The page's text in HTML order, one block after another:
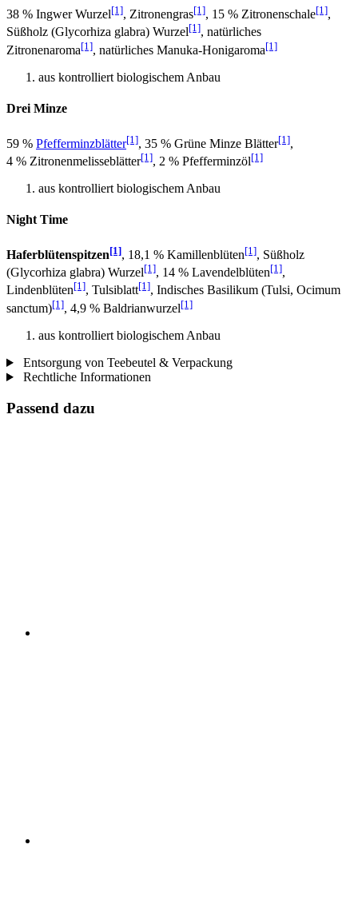
38 % Ingwer Wurzel[1], Zitronengras[1], 15 % Zitronenschale[1],
Süßholz (Glycorhiza glabra) Wurzel[1], natürliches
Zitronenaroma[1], natürliches Manuka-Honigaroma[1]
aus kontrolliert biologischem Anbau
Drei Minze
59 % Pfefferminzblätter[1], 35 % Grüne Minze Blätter[1],
4 % Zitronenmelisseblätter[1], 2 % Pfefferminzöl[1]
aus kontrolliert biologischem Anbau
Night Time
Haferblütenspitzen[1], 18,1 % Kamillenblüten[1], Süßholz
(Glycorhiza glabra) Wurzel[1], 14 % Lavendelblüten[1],
Lindenblüten[1], Tulsiblatt[1], Indisches Basilikum (Tulsi, Ocimum
sanctum)[1], 4,9 % Baldrianwurzel[1]
aus kontrolliert biologischem Anbau
Entsorgung von Teebeutel & Verpackung
Rechtliche Informationen
Passend dazu